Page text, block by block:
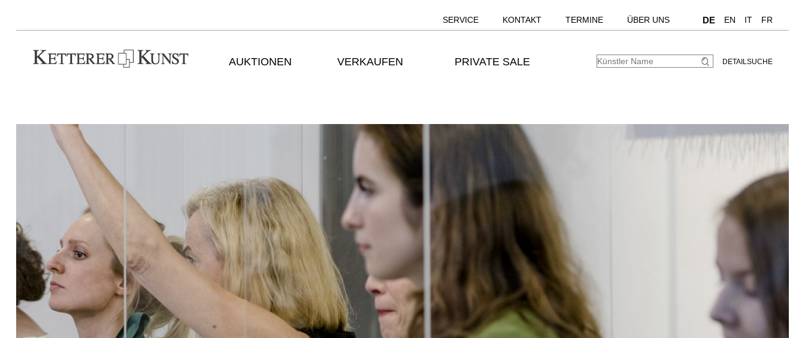
SERVICE KONTAKT TERMINE ÜBER UNS DE EN IT FR
AUKTIONEN VERKAUFEN PRIVATE SALE DETAILSUCHE